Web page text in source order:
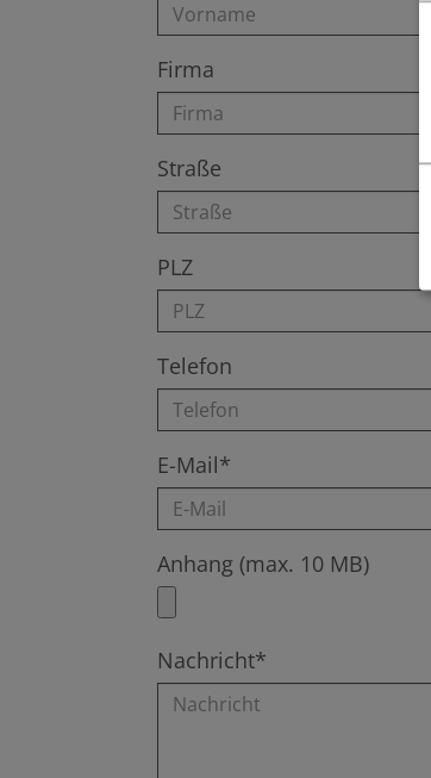
Firma
Straße
PLZ
Telefon
E-Mail*
Anhang (max. 10 MB)
Nachricht*